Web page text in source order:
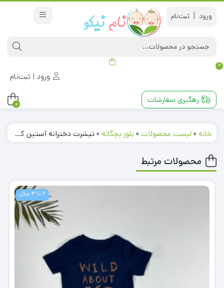
|
0
ورود | ثبت‌نام
رهگیری سفارشات 0
خانه » لیست محصولات » بلوز بچگانه »تیشرت دخترانه آستین کوتاه طرح کیتی یقه گرد آبی کاربنی رنگ
محصولات مرتبط
2 تا 3 سال